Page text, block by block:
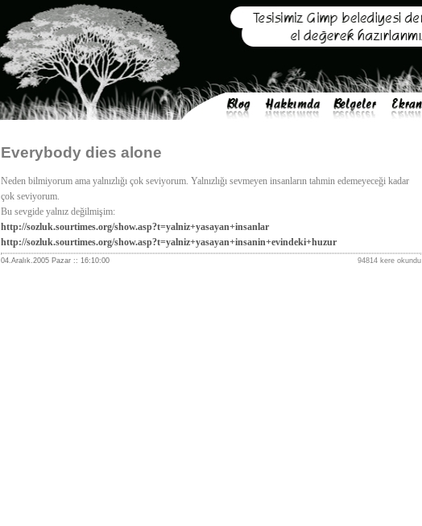
Everybody dies alone
Neden bilmiyorum ama yalnızlığı çok seviyorum. Yalnızlığı sevmeyen insanların tahmin edemeyeceği kadar
çok seviyorum.
Bu sevgide yalnız değilmişim:
http://sozluk.sourtimes.org/show.asp?t=yalniz+yasayan+insanlar
http://sozluk.sourtimes.org/show.asp?t=yalniz+yasayan+insanin+evindeki+huzur
04.Aralık.2005 Pazar :: 16:10:00 94814 kere okundu